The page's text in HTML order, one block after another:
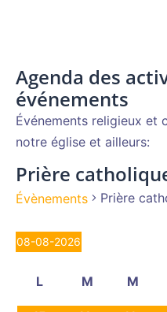
Agenda des
événements
Événements religieux et
notre église et ailleurs:
Prière
Évènements Prière
Évènements
08-08-2026
date.
Calendrier
de
L
lundi
M
mardi
M